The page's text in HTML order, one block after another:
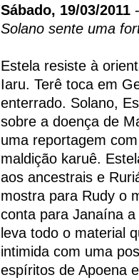
Sábado, 19/03/2011
Solano sente uma
Estela resiste à
Iaru. Terê toca em
enterrado. Solano,
sobre a doença de
uma reportagem
maldição karuê.
aos ancestrais e
mostra para Rudy o
conta para Janaína
leva todo o material
intimida com uma
espíritos de Apoena